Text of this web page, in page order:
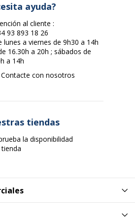
ayuda?
al cliente :
93 893 18 26
lunes a viernes de 9h30 a 14h
16.30h a 20h ; sábados de
a 14h
Contacte con nosotros
tiendas
la disponibilidad